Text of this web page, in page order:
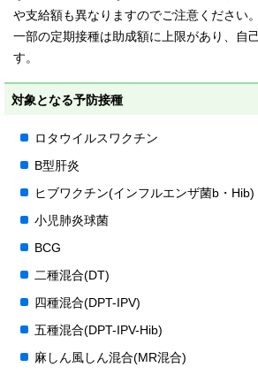
や支給額も異なりますのでご注意ください。
一部の定期接種は助成額に上限があり、自
す。
対象となる予防接種
ロタウイルスワクチン
B型肝炎
ヒブワクチン(インフルエンザ菌b・Hib)
小児肺炎球菌
BCG
二種混合(DT)
四種混合(DPT-IPV)
五種混合(DPT-IPV-Hib)
麻しん風しん混合(MR混合)